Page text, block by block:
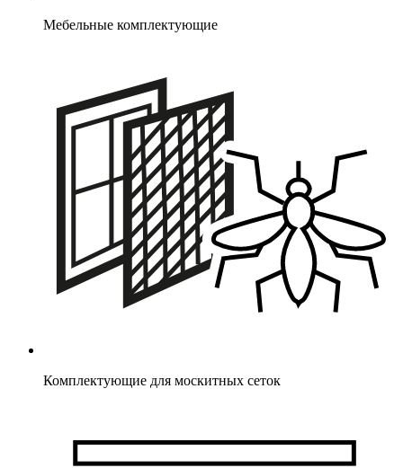
Мебельные комплектующие
Комплектующие для москитных сеток